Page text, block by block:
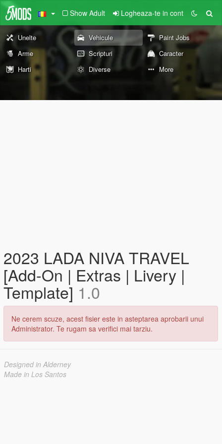
Show Adult Logheaza-te in cont
Unelte Vehicule
Paint Jobs
Arme
Scripturi
Caracter
Harti
Diverse More
2023 LADA NIVA TRAVEL
[Add-On | Extras | Livery |
Template] 1.0
Ne cerem scuze, acest fisier este in asteptarea aprobarii unui
Administrator. Te rugam sa verifici mai tarziu.
Designed in Alderney
Made in Los Santos